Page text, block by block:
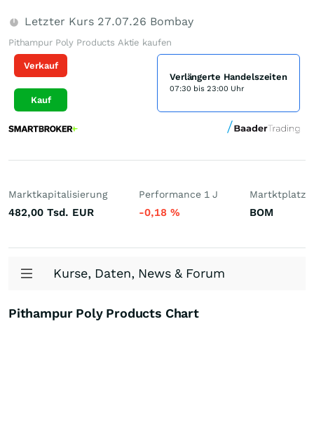
Letzter Kurs 27.07.26 Bombay
Pithampur Poly Products Aktie kaufen
Verkauf
Kauf
Verlängerte Handelszeiten
07:30 bis 23:00 Uhr
Marktkapitalisierung
482,00 Tsd. EUR
Performance 1 J
-0,18 %
Martktplatz
BOM
Kurse, Daten, News & Forum
Pithampur Poly Products Chart